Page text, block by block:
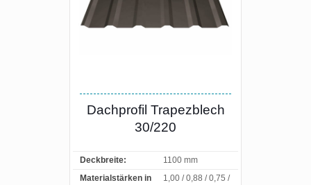
Dachprofil Trapezblech
30/220
Deckbreite:
1100 mm
Materialstärken in
1,00 / 0,88 / 0,75 /